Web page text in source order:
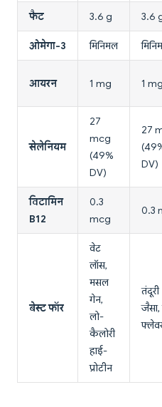
फैट 3.6 g 3.6
ओमेगा-3 मिनिमल
आयरन 1 mg 1 mg
सेलेनियम
27
mcg
(49%
DV)
27
DV)
विटामिन
B12
0.3
mcg
0.3
बेस्ट फॉर
वेट
लॉस,
मसल
गेन,
लो-
कैलोरी
हाई-
प्रोटीन
तंदूरी